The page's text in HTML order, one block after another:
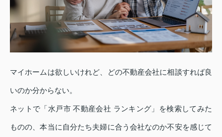
マイホームは欲しいけれど、どの不動産会社に相談すれば良
いのか分からない。
ネットで「水戸市 不動産会社 ランキング」を検索してみた
ものの、本当に自分たち夫婦に合う会社なのか不安を感じて